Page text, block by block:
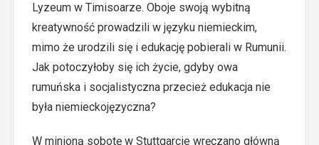
Lyzeum w Timisoarze. Oboje swoją wybitną
kreatywność prowadzili w języku niemieckim,
mimo że urodzili się i edukację pobierali w Rumunii.
Jak potoczyłoby się ich życie, gdyby owa
rumuńska i socjalistyczna przecież edukacja nie
była niemieckojęzyczna?
W minioną sobotę w Stuttgarcie wręczano główną